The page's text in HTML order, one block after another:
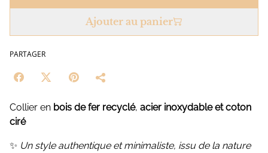
Ajouter au panier
PARTAGER
Collier en bois de fer recyclé, acier inoxydable et coton
ciré
✨ Un style authentique et minimaliste, issu de la nature